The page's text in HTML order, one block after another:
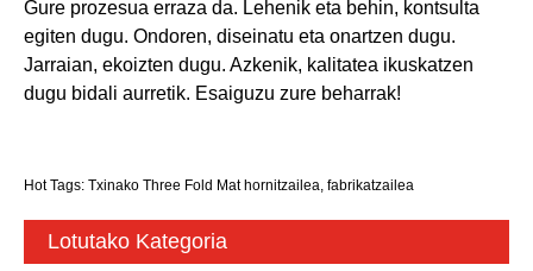
Gure prozesua erraza da. Lehenik eta behin, kontsulta
egiten dugu. Ondoren, diseinatu eta onartzen dugu.
Jarraian, ekoizten dugu. Azkenik, kalitatea ikuskatzen
dugu bidali aurretik. Esaiguzu zure beharrak!
Hot Tags: Txinako Three Fold Mat hornitzailea, fabrikatzailea
Lotutako Kategoria